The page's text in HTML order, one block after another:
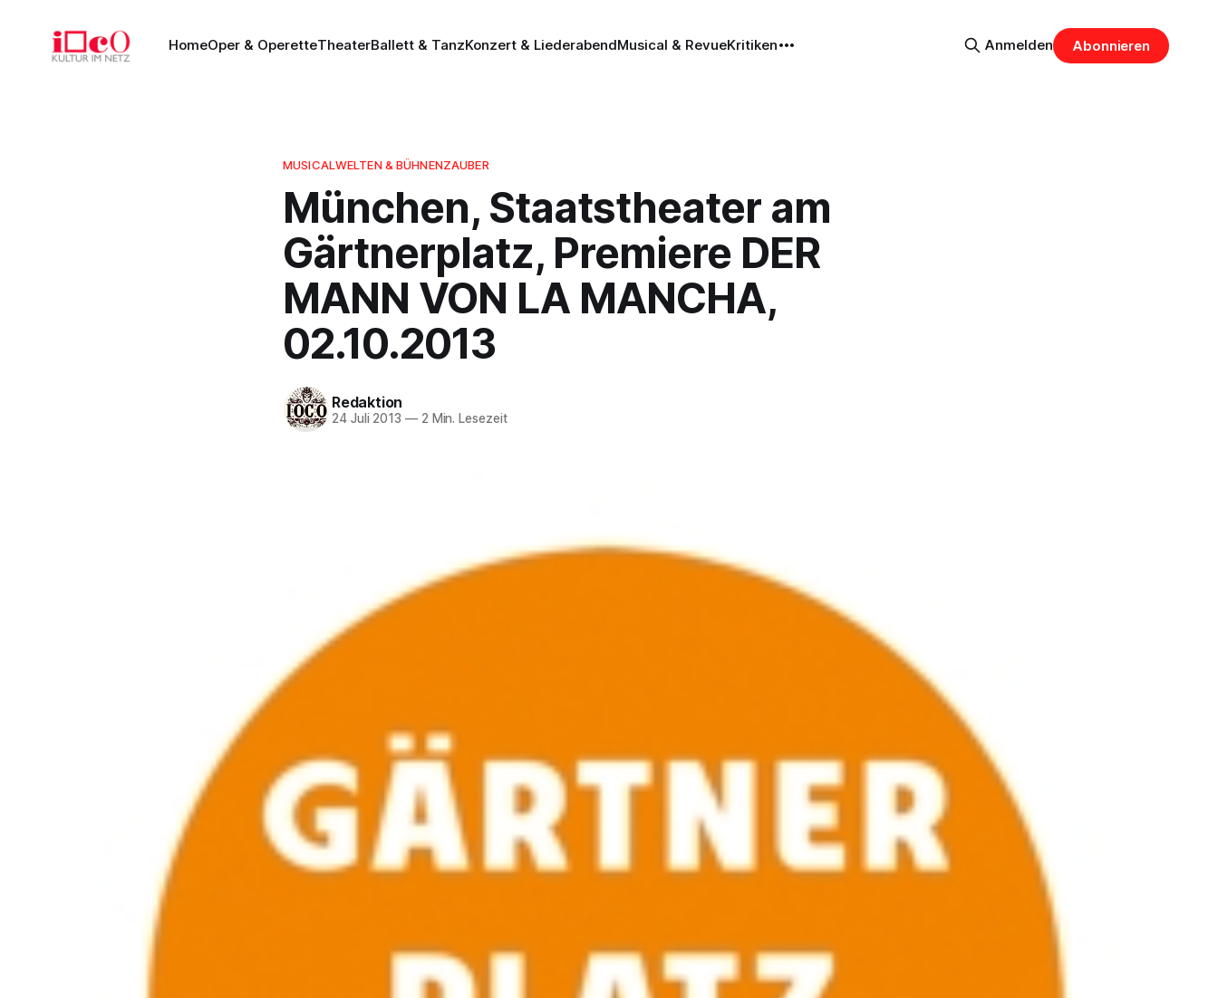
HomeOper & OperetteTheaterBallett & TanzKonzert & LiederabendMusical & RevueKritiken Anmelden Abonnieren
MUSICALWELTEN & BÜHNENZAUBER
München, Staatstheater am
Gärtnerplatz, Premiere DER
MANN VON LA MANCHA,
02.10.2013
Redaktion
24 Juli 2013 —2 Min. Lesezeit